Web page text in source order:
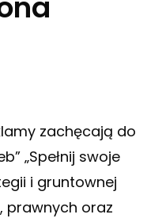
zachęcają do
„Spełnij swoje
i gruntownej
prawnych oraz